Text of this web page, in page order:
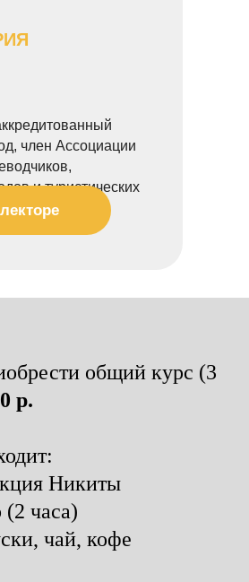
член Ассоциации
и туристических
г. Москвы.
общий курс (3
р.
Никиты
(2 часа)
чай, кофе